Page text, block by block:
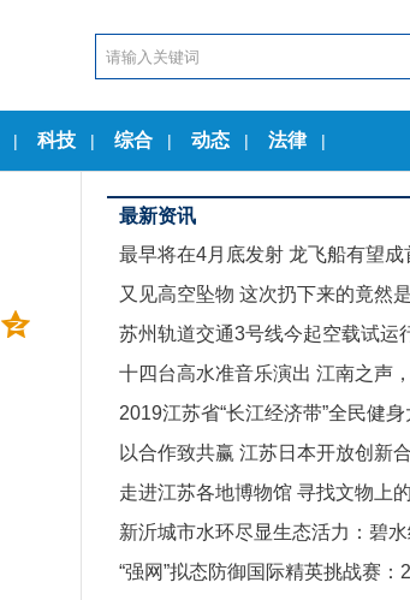
| 科技 | 综合 | 动态 | 法律 |
最新资讯
最早将在4月底发射 龙飞船有望成
人商业航天器
又见高空坠物 这次扔下来的竟然
茶几
苏州轨道交通3号线今起空载试运
12月底试运营
十四台高水准音乐演出 江南之声
乐节的名义致敬古典
2019江苏省“长江经济带”全民健
暨“舞动江苏”无锡赛区启动仪式举
以合作致共赢 江苏日本开放创新
流会在东京举行
走进江苏各地博物馆 寻找文物上
娃”们
新沂城市水环尽显生态活力：碧
绿荫满城
“强网”拟态防御国际精英挑战赛：